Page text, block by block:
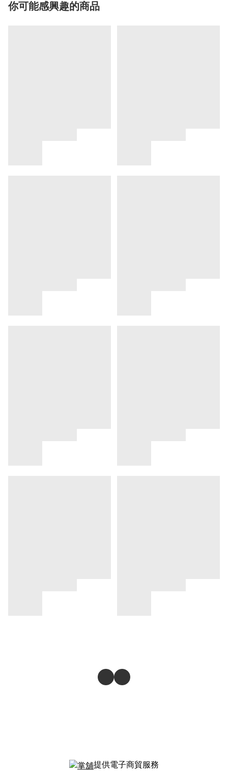
你可能感興趣的商品
提供電子商貿服務